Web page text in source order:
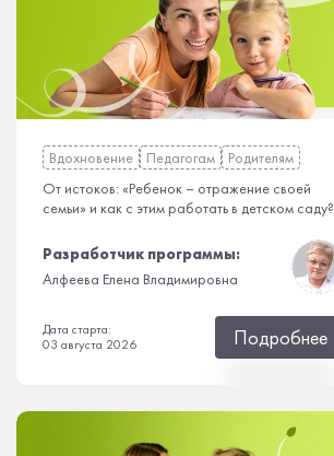
Вдохновение Педагогам
Родителям
От истоков: «Ребенок – отражение своей
семьи» и как с этим работать в детском саду?
Разработчик программы:
Алфеева Елена Владимировна
Дата старта:
03 августа 2026
Подробнее